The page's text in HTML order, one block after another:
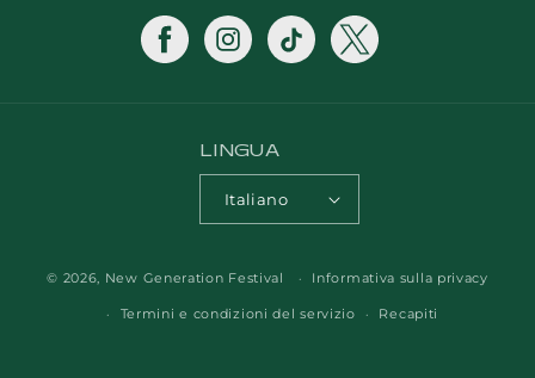
FacebookInstagram
TikTok Twitter
LINGUA
Italiano
© 2026, New Generation Festival Informativa sulla privacy
Termini e condizioni del servizio Recapiti